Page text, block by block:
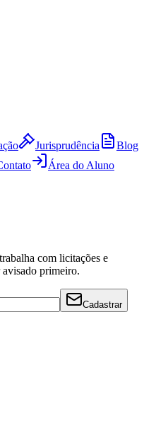
Jurisprudência
Blog
Área do Aluno
com licitações e
avisado primeiro.
Cadastrar